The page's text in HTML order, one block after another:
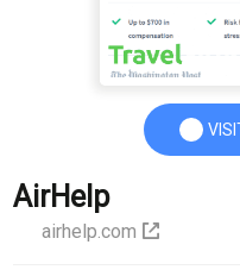
AirHelp
airhelp.com